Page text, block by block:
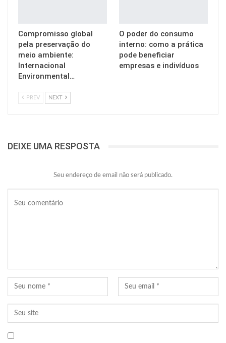
Compromisso global
pela preservação do
meio ambiente:
Internacional
Environmental…
O poder do consumo
interno: como a prática
pode beneficiar
empresas e indivíduos
PREV NEXT
DEIXE UMA RESPOSTA
Seu endereço de email não será publicado.